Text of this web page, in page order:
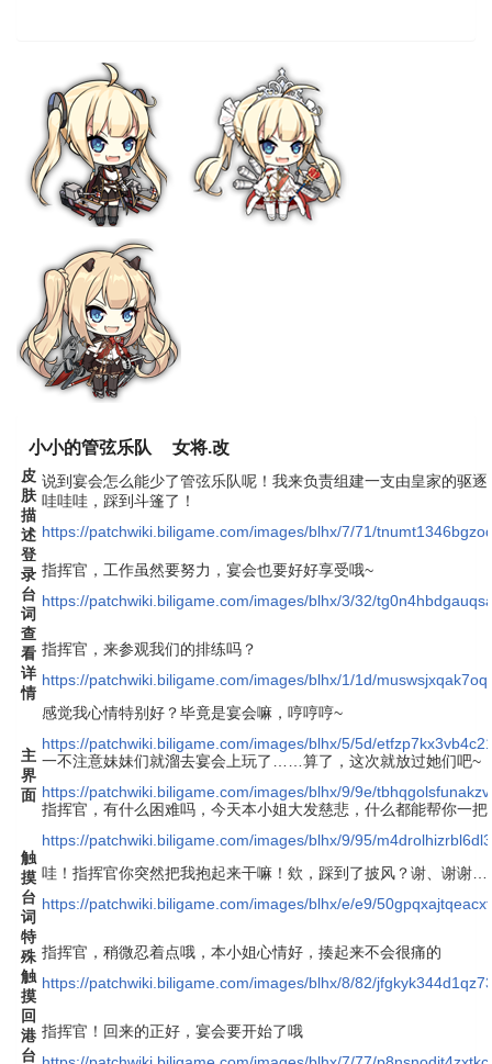
小小的管弦乐队 女将.改
皮
肤
描
述
说到宴会怎么能少了管弦乐队呢！我来负责组建一支由皇家的驱
哇哇哇，踩到斗篷了！
https://patchwiki.biligame.com/images/blhx/7/71/
登
录
台
词
指挥官，工作虽然要努力，宴会也要好好享受哦~
https://patchwiki.biligame.com/images/blhx/3/32/
查
看
详
情
指挥官，来参观我们的排练吗？
https://patchwiki.biligame.com/images/blhx/1/1d/
主
界
面
感觉我心情特别好？毕竟是宴会嘛，哼哼哼~
https://patchwiki.biligame.com/images/blhx/5/5d/
一不注意妹妹们就溜去宴会上玩了……算了，这次就放过她们吧~
https://patchwiki.biligame.com/images/blhx/9/9e/
指挥官，有什么困难吗，今天本小姐大发慈悲，什么都能帮你一把
https://patchwiki.biligame.com/images/blhx/9/95/
触
摸
台
词
哇！指挥官你突然把我抱起来干嘛！欸，踩到了披风？谢、谢谢
https://patchwiki.biligame.com/images/blhx/e/e9/
特
殊
触
摸
指挥官，稍微忍着点哦，本小姐心情好，揍起来不会很痛的
https://patchwiki.biligame.com/images/blhx/8/82/
回
港
台
指挥官！回来的正好，宴会要开始了哦